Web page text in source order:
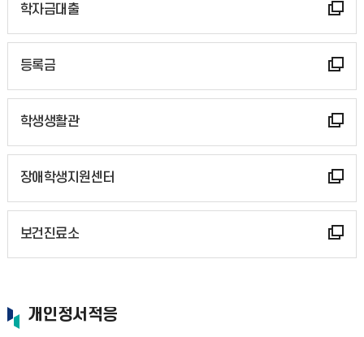
학자금대출
등록금
학생생활관
장애학생지원센터
보건진료소
개인정서적응